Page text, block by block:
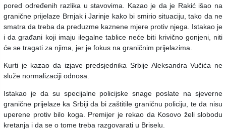
pored određenih razlika u stavovima. Kazao je da je Rakić išao na
granične prijelaze Brnjak i Jarinje kako bi smirio situaciju, tako da ne
smatra da treba da preduzme kaznene mjere protiv njega. Istakao je
i da građani koji imaju ilegalne tablice neće biti krivično gonjeni, niti
će se tragati za njima, jer je fokus na graničnim prijelazima.
Kurti je kazao da izjave predsjednika Srbije Aleksandra Vučića ne
služe normalizaciji odnosa.
Istakao je da su specijalne policijske snage poslate na sjeverne
granične prijelaze ka Srbiji da bi zaštitile graničnu policiju, te da nisu
uperene protiv bilo koga. Premijer je rekao da Kosovo želi slobodu
kretanja i da se o tome treba razgovarati u Briselu.